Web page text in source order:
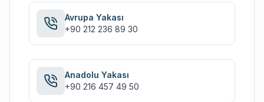
Avrupa Yakası
+90 212 236 89 30
Anadolu Yakası
+90 216 457 49 50